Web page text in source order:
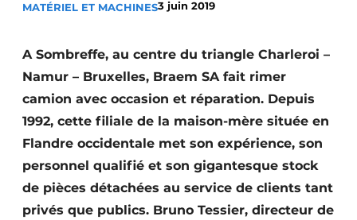
Construction bois
Contrôle d’accès
Éclairage
MATÉRIEL ET MACHINES3 juin 2019
A Sombreffe, au centre du triangle Charleroi –
Namur – Bruxelles, Braem SA fait rimer
camion avec occasion et réparation. Depuis
1992, cette filiale de la maison-mère située en
Flandre occidentale met son expérience, son
personnel qualifié et son gigantesque stock
de pièces détachées au service de clients tant
privés que publics. Bruno Tessier, directeur de